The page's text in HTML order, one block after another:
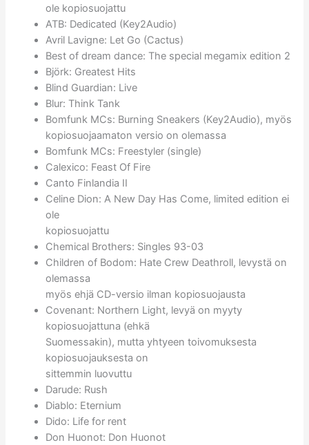
ole kopiosuojattu
ATB: Dedicated (Key2Audio)
Avril Lavigne: Let Go (Cactus)
Best of dream dance: The special megamix edition 2
Björk: Greatest Hits
Blind Guardian: Live
Blur: Think Tank
Bomfunk MCs: Burning Sneakers (Key2Audio), myös
kopiosuojaamaton versio on olemassa
Bomfunk MCs: Freestyler (single)
Calexico: Feast Of Fire
Canto Finlandia II
Celine Dion: A New Day Has Come, limited edition ei
ole
kopiosuojattu
Chemical Brothers: Singles 93-03
Children of Bodom: Hate Crew Deathroll, levystä on
olemassa
myös ehjä CD-versio ilman kopiosuojausta
Covenant: Northern Light, levyä on myyty
kopiosuojattuna (ehkä
Suomessakin), mutta yhtyeen toivomuksesta
kopiosuojauksesta on
sittemmin luovuttu
Darude: Rush
Diablo: Eternium
Dido: Life for rent
Don Huonot: Don Huonot